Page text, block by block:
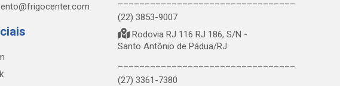
(22) 3853-9007
Rodovia RJ 116 RJ 186, S/N -
Santo Antônio de Pádua/RJ
(27) 3361-7380